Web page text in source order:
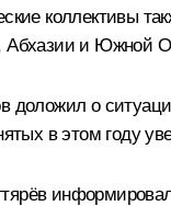
коллективы
Абхазии и Южной
доложил о
в этом году